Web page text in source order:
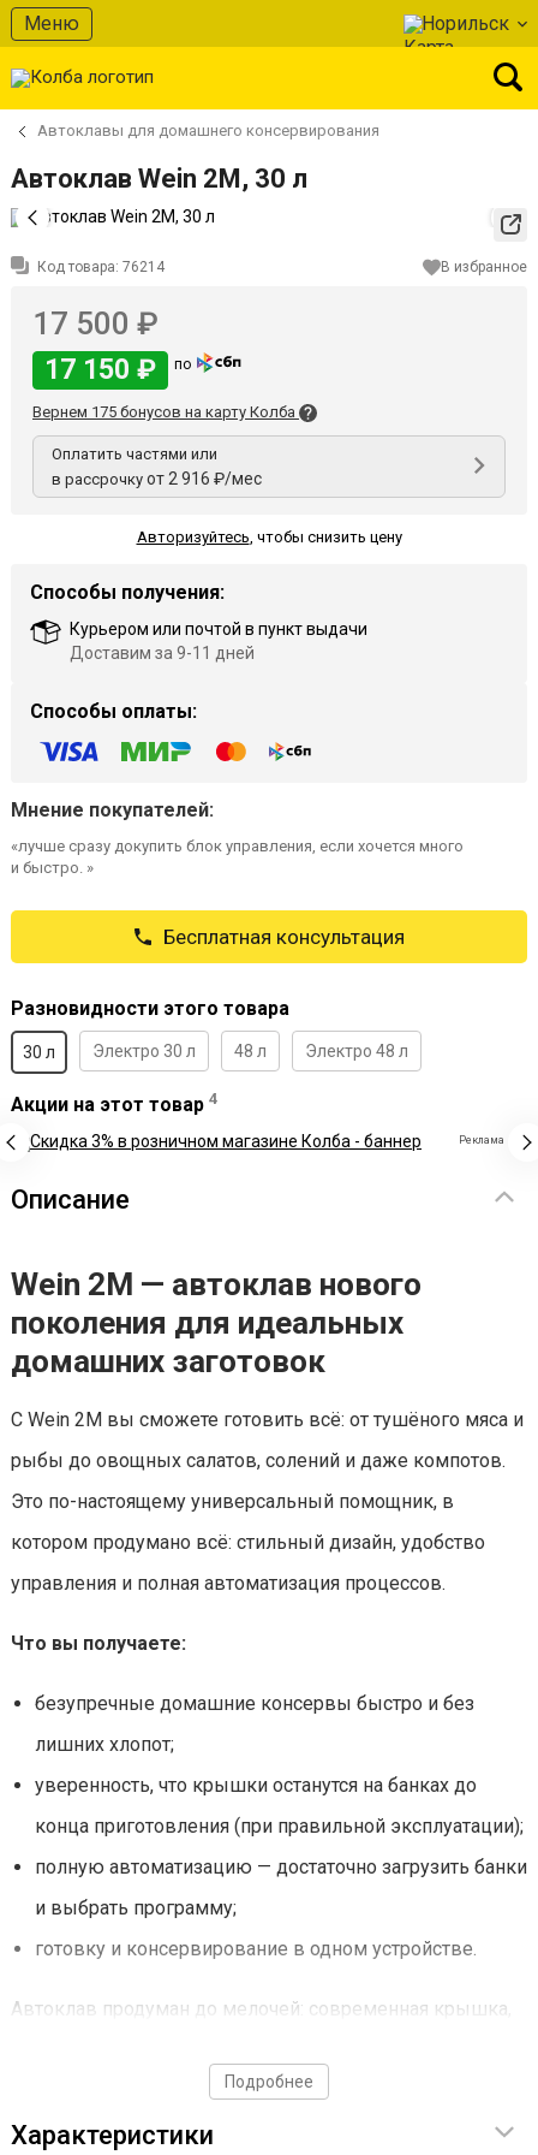
Меню Норильск
Автоклавы для домашнего консервирования
Автоклав Wein 2M, 30 л
Код товара: 76214 В избранное
17 500 ₽
17 150 ₽ по
Вернем 175 бонусов на карту Колба
Оплатить частями или
в рассрочку от 2 916 ₽/мес
Авторизуйтесь, чтобы снизить цену
Способы получения:
Курьером или почтой в пункт выдачи
Доставим за 9-11 дней
Способы оплаты:
Мнение покупателей:
«лучше сразу докупить блок управления, если хочется много
и быстро. »
Бесплатная консультация
Разновидности этого товара
30 л Электро 30 л 48 л Электро 48 л
Акции на этот товар 4
Реклама
Описание
Wein 2М — автоклав нового
поколения для идеальных
домашних заготовок
С Wein 2М вы сможете готовить всё: от тушёного мяса и
рыбы до овощных салатов, солений и даже компотов.
Это по-настоящему универсальный помощник, в
котором продумано всё: стильный дизайн, удобство
управления и полная автоматизация процессов.
Что вы получаете:
безупречные домашние консервы быстро и без
лишних хлопот;
уверенность, что крышки останутся на банках до
конца приготовления (при правильной эксплуатации);
полную автоматизацию — достаточно загрузить банки
и выбрать программу;
готовку и консервирование в одном устройстве.
Автоклав продуман до мелочей: современная крышка,
позволяют ему органично смотреться даже на самой
стильной кухне.
Подробнее
Характеристики